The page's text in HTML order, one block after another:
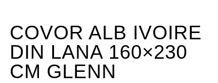
COVOR ALB IVOIRE
DIN LANA 160×230
CM GLENN